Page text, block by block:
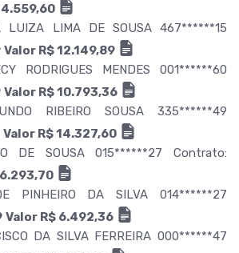
4.559,60
LUIZA LIMA DE SOUSA 467******15
Valor R$ 12.149,89
RODRIGUES MENDES 001******60
Valor R$ 10.793,36
RIBEIRO SOUSA 335******49
Valor R$ 14.327,60
DE SOUSA 015******27 Contrato:
PINHEIRO DA SILVA 014******27
Valor R$ 6.492,36
DA SILVA FERREIRA 000******47